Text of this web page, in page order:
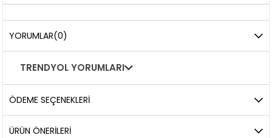
YORUMLAR(0)
TRENDYOL YORUMLARI
ÖDEME SEÇENEKLERI
ÜRÜN ÖNERILERI